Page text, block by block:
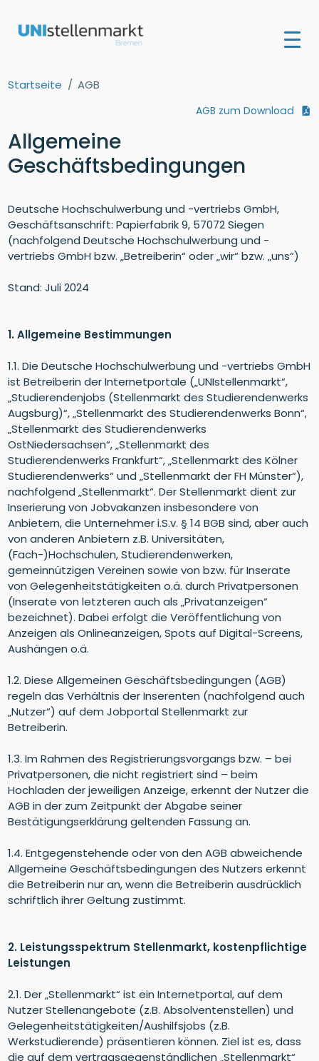
Startseite AGB
AGB zum Download
Allgemeine
Geschäftsbedingungen
Deutsche Hochschulwerbung und -vertriebs GmbH,
Geschäftsanschrift: Papierfabrik 9, 57072 Siegen
(nachfolgend Deutsche Hochschulwerbung und -
vertriebs GmbH bzw. „Betreiberin“ oder „wir“ bzw. „uns“)
Stand: Juli 2024
1. Allgemeine Bestimmungen
1.1. Die Deutsche Hochschulwerbung und -vertriebs GmbH
ist Betreiberin der Internetportale („UNIstellenmarkt“,
„Studierendenjobs (Stellenmarkt des Studierendenwerks
Augsburg)“, „Stellenmarkt des Studierendenwerks Bonn“,
„Stellenmarkt des Studierendenwerks
OstNiedersachsen“, „Stellenmarkt des
Studierendenwerks Frankfurt“, „Stellenmarkt des Kölner
Studierendenwerks“ und „Stellenmarkt der FH Münster“),
nachfolgend „Stellenmarkt“. Der Stellenmarkt dient zur
Inserierung von Jobvakanzen insbesondere von
Anbietern, die Unternehmer i.S.v. § 14 BGB sind, aber auch
von anderen Anbietern z.B. Universitäten,
(Fach-)Hochschulen, Studierendenwerken,
gemeinnützigen Vereinen sowie von bzw. für Inserate
von Gelegenheitstätigkeiten o.ä. durch Privatpersonen
(Inserate von letzteren auch als „Privatanzeigen“
bezeichnet). Dabei erfolgt die Veröffentlichung von
Anzeigen als Onlineanzeigen, Spots auf Digital-Screens,
Aushängen o.ä.
1.2. Diese Allgemeinen Geschäftsbedingungen (AGB)
regeln das Verhältnis der Inserenten (nachfolgend auch
„Nutzer“) auf dem Jobportal Stellenmarkt zur
Betreiberin.
1.3. Im Rahmen des Registrierungsvorgangs bzw. – bei
Privatpersonen, die nicht registriert sind – beim
Hochladen der jeweiligen Anzeige, erkennt der Nutzer die
AGB in der zum Zeitpunkt der Abgabe seiner
Bestätigungserklärung geltenden Fassung an.
1.4. Entgegenstehende oder von den AGB abweichende
Allgemeine Geschäftsbedingungen des Nutzers erkennt
die Betreiberin nur an, wenn die Betreiberin ausdrücklich
schriftlich ihrer Geltung zustimmt.
2. Leistungsspektrum Stellenmarkt, kostenpflichtige
Leistungen
2.1. Der „Stellenmarkt“ ist ein Internetportal, auf dem
Nutzer Stellenangebote (z.B. Absolventenstellen) und
Gelegenheitstätigkeiten/Aushilfsjobs (z.B.
Werkstudierende) präsentieren können. Ziel ist es, dass
die auf dem vertragsgegenständlichen „Stellenmarkt“